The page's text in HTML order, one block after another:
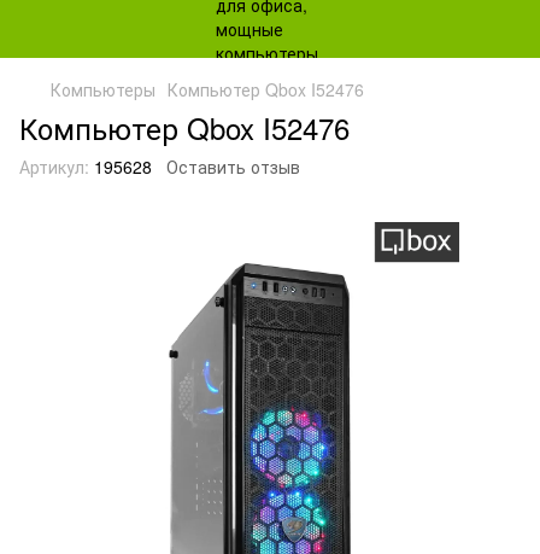
Компьютеры Компьютер Qbox I52476
Компьютер Qbox I52476
Артикул: 195628 Оставить отзыв